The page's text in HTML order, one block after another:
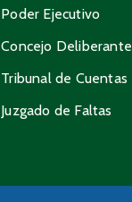
Poder Ejecutivo
Concejo Deliberante
Tribunal de Cuentas
Juzgado de Faltas